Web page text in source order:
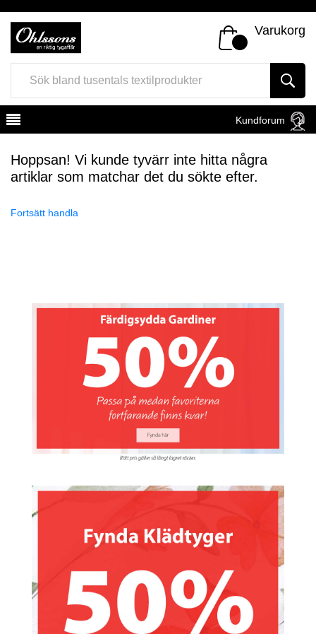
Varukorg
Kundforum
Hoppsan! Vi kunde tyvärr inte hitta några
artiklar som matchar det du sökte efter.
Fortsätt handla